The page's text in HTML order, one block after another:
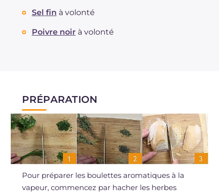
Sel fin à volonté
Poivre noir à volonté
PRÉPARATION
Pour préparer les boulettes aromatiques à la
vapeur, commencez par hacher les herbes